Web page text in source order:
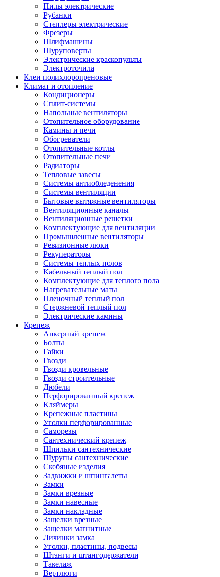
Пилы электрические
Рубанки
Степлеры электрические
Фрезеры
Шлифмашины
Шуруповерты
Электрические краскопульты
Электроточила
Клеи полихлоропреновые
Климат и отопление
Кондиционеры
Сплит-системы
Напольные вентиляторы
Отопительное оборудование
Камины и печи
Обогреватели
Отопительные котлы
Отопительные печи
Радиаторы
Тепловые завесы
Системы антиобледенения
Системы вентиляции
Бытовые вытяжные вентиляторы
Вентиляционные каналы
Вентиляционные решетки
Комплектующие для вентиляции
Промышленные вентиляторы
Ревизионные люки
Рекуператоры
Системы теплых полов
Кабельный теплый пол
Комплектующие для теплого пола
Нагревательные маты
Пленочный теплый пол
Стержневой теплый пол
Электрические камины
Крепеж
Анкерный крепеж
Болты
Гайки
Гвозди
Гвозди кровельные
Гвозди строительные
Дюбели
Перфорированный крепеж
Кляймеры
Крепежные пластины
Уголки перфорированные
Саморезы
Сантехнический крепеж
Шпильки сантехнические
Шурупы сантехнические
Скобяные изделия
Задвижки и шпингалеты
Замки
Замки врезные
Замки навесные
Замки накладные
Защелки врезные
Защелки магнитные
Личинки замка
Уголки, пластины, подвесы
Штанги и штангодержатели
Такелаж
Вертлюги